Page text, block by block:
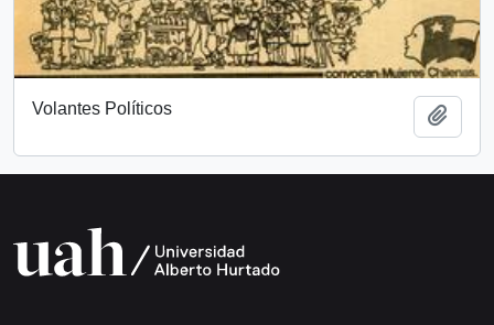
Volantes Políticos